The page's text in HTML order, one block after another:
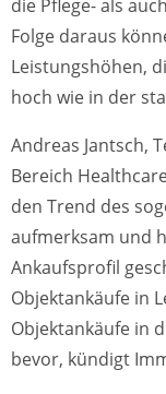
die Pflege- als
Folge daraus
Leistungshöhen,
hoch wie in der
Andreas Jantsch,
Bereich
den Trend des
aufmerksam und
Ankaufsprofil
Objektankäufe in
Objektankäufe in
bevor, kündigt